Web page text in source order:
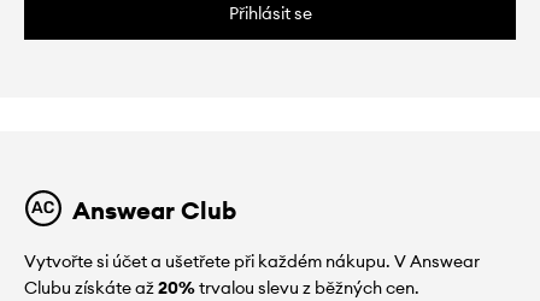
Přihlásit se
Answear Club
Vytvořte si účet a ušetřete při každém nákupu. V Answear
Clubu získáte až20%trvalou slevu z běžných cen.